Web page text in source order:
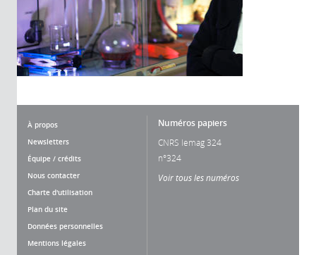
À propos
Newsletters
Équipe / crédits
Nous contacter
Charte d'utilisation
Plan du site
Données personnelles
Mentions légales
Numéros papiers
CNRS lemag 324
n°324
Voir tous les numéros